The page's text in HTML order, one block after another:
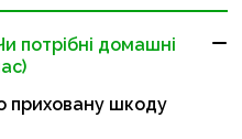
потрібні домашні
приховану шкоду